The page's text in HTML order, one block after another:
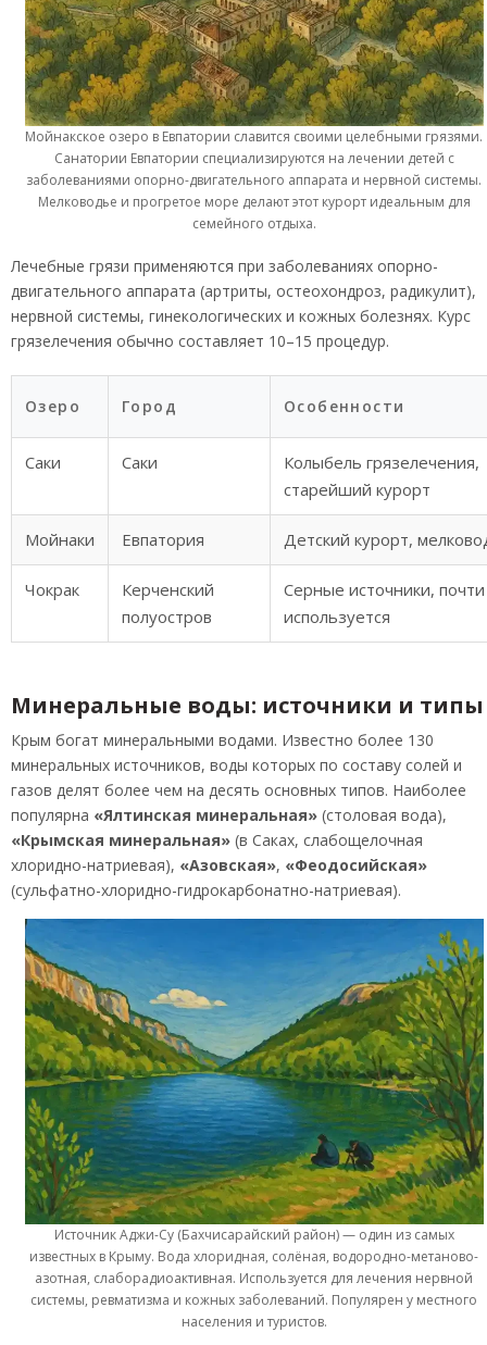
Мойнакское озеро в Евпатории славится своими целебными грязями.
Санатории Евпатории специализируются на лечении детей с
заболеваниями опорно-двигательного аппарата и нервной системы.
Мелководье и прогретое море делают этот курорт идеальным для
семейного отдыха.
Лечебные грязи применяются при заболеваниях опорно-
двигательного аппарата (артриты, остеохондроз, радикулит),
нервной системы, гинекологических и кожных болезнях. Курс
грязелечения обычно составляет 10–15 процедур.
Озеро Город Особенности
Саки Саки
Колыбель грязелечения,
старейший курорт
Мойнаки Евпатория Детский курорт,
Чокрак
Керченский
полуостров
Серные источники,
используется
Минеральные воды: источники и типы
Крым богат минеральными водами. Известно более 130
минеральных источников, воды которых по составу солей и
газов делят более чем на десять основных типов. Наиболее
популярна «Ялтинская минеральная» (столовая вода),
«Крымская минеральная» (в Саках, слабощелочная
хлоридно-натриевая), «Азовская», «Феодосийская»
(сульфатно-хлоридно-гидрокарбонатно-натриевая).
Источник Аджи-Су (Бахчисарайский район) — один из самых
известных в Крыму. Вода хлоридная, солёная, водородно-метаново-
азотная, слаборадиоактивная. Используется для лечения нервной
системы, ревматизма и кожных заболеваний. Популярен у местного
населения и туристов.